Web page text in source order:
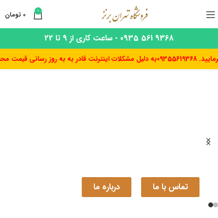
0
0 تومان
9368 561 0935 - ساعت کاری از 9 تا 22
به دلیل مشکلات اینترنت قادر به به روز رسانی قیمت محصولات